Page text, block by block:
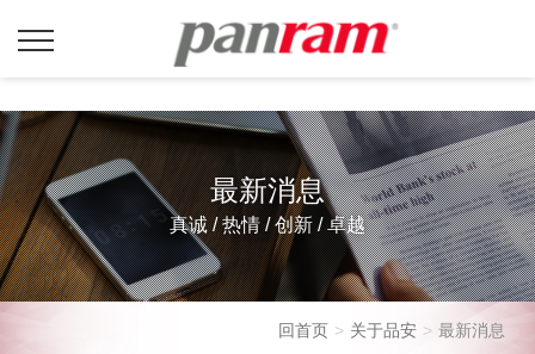
最新消息
真诚 / 热情 / 创新 / 卓越
回首页 关于品安 最新消息